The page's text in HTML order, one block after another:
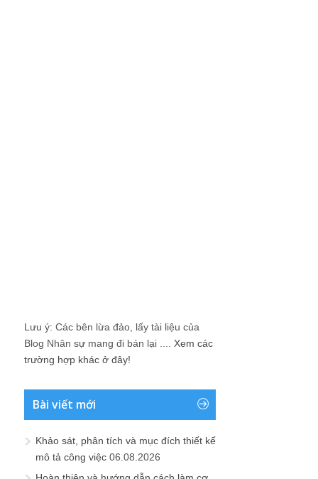
Lưu ý: Các bên lừa đảo, lấy tài liệu của
Blog Nhân sự mang đi bán lại .... Xem các
trường hợp khác ở đây!
Bài viết mới
Khảo sát, phân tích và mục đích thiết kế
mô tả công việc 06.08.2026